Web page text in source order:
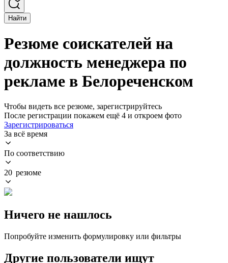
Найти
Резюме соискателей на
должность менеджера по
рекламе в Белореченском
Чтобы видеть все резюме, зарегистрируйтесь
После регистрации покажем ещё 4 и откроем фото
Зарегистрироваться
За всё время
По соответствию
20 резюме
Ничего не нашлось
Попробуйте изменить формулировку или фильтры
Другие пользователи ищут